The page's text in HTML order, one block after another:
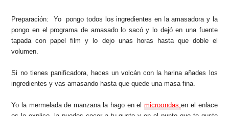
Preparación: Yo pongo todos los ingredientes en la amasadora y la
pongo en el programa de amasado lo sacó y lo dejó en una fuente
tapada con papel film y lo dejo unas horas hasta que doble el
volumen.
Si no tienes panificadora, haces un volcán con la harina añades los
ingredientes y vas amasando hasta que quede una masa fina.
Yo la mermelada de manzana la hago en el microondas,en el enlace